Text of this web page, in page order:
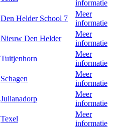
informatie
Den Helder School 7
Meer
informatie
Nieuw Den Helder
Meer
informatie
Tuitjenhorn
Meer
informatie
Schagen
Meer
informatie
Julianadorp
Meer
informatie
Texel
Meer
informatie